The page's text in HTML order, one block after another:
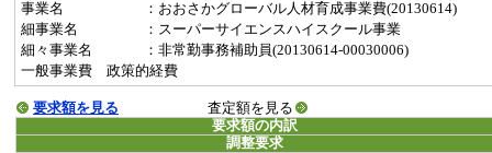
事業名
：おおさかグローバル人材育成事業費(20130614)
細事業名
：スーパーサイエンスハイスクール事業
細々事業名
：非常勤事務補助員(20130614-00030006)
一般事業費 政策的経費
要求額を見る
査定額を見る
要求額の内訳
調整要求